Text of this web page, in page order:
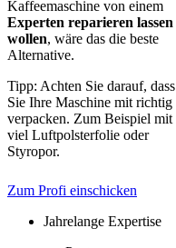
Kaffeemaschine von einem
Experten reparieren lassen
wollen, wäre das die beste
Alternative.
Tipp: Achten Sie darauf, dass
Sie Ihre Maschine mit richtig
verpacken. Zum Beispiel mit
viel Luftpolsterfolie oder
Styropor.
Zum Profi einschicken
Jahrelange Expertise